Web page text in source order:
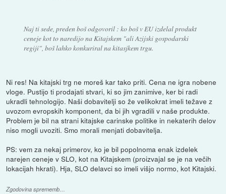
Naj ti sede, preden boš odgovoril : ko boš v EU izdelal produkt
ceneje kot to naredijo na Kitajskem "ali Azijski gospodarski
regiji", boš lahko konkuriral na kitasjkem trgu.
Ni res! Na kitajski trg ne moreš kar tako priti. Cena ne igra nobene
vloge. Pustijo ti prodajati stvari, ki so jim zanimive, ker bi radi
ukradli tehnologijo. Naši dobavitelji so že velikokrat imeli težave z
uvozom evropskih komponent, da bi jih vgradili v naše produkte.
Problem je bil na strani kitajske carinske politike in nekaterih delov
niso mogli uvoziti. Smo morali menjati dobavitelja.
PS: vem za nekaj primerov, ko je bil popolnoma enak izdelek
narejen ceneje v SLO, kot na Kitajskem (proizvajal se je na večih
lokacijah hkrati). Hja, SLO delavci so imeli višjo normo, kot Kitajski.
Zgodovina sprememb…